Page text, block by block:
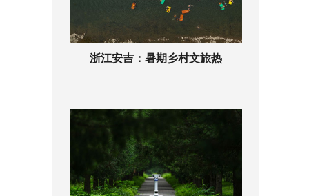
浙江安吉：暑期乡村文旅热